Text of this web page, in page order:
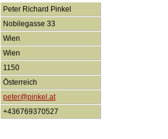
Peter Richard Pinkel
Nobilegasse 33
Wien
Wien
1150
Österreich
peter@pinkel.at
+436769370527